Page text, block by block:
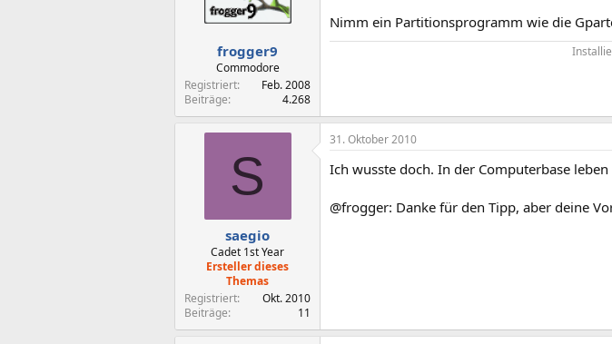
frogger9
Commodore
Registriert
Feb. 2008
Beiträge
4.268
Nimm ein Partitionsprogramm wie die
S
saegio
Cadet 1st Year
Ersteller dieses
Themas
Registriert
Okt. 2010
Beiträge
11
31. Oktober 2010
Ich wusste doch. In der Computerbase
@frogger: Danke für den Tipp, aber deine